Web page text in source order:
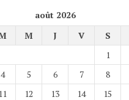
août 2026
M J V S
1
4 5 6 7 8
11 12 13 14 15